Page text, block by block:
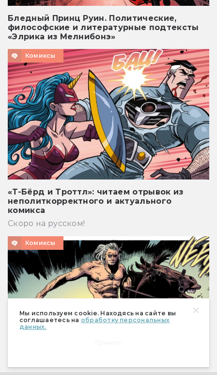
Мы используем cookie. Находясь на сайте вы
соглашаетесь на обработку персональных
данных.
Бледный Принц Руин. Политические,
философские и литературные подтексты
«Элрика из Мелнибонэ»
Комиксы
«Т-Бёрд и Троттл»: читаем отрывок из
неполиткорректного и актуального
комикса
Скоро на русском!
Комиксы